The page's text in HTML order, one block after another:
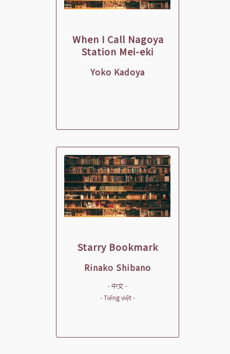
When I Call Nagoya
Station Mei-eki
Yoko Kadoya
Starry Bookmark
Rinako Shibano
- 中文 -
- Tiếng việt -